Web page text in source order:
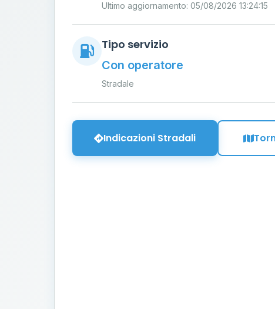
Ultimo aggiornamento: 05/08/2026 13:24:15
Tipo servizio
Con operatore
Stradale
Indicazioni Stradali